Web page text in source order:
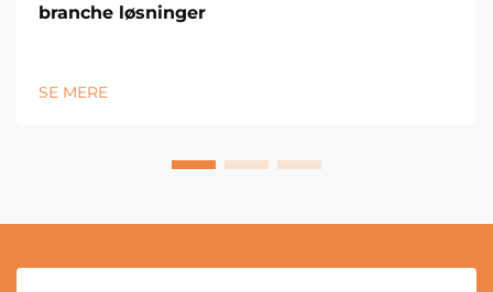
branche løsninger
SE MERE